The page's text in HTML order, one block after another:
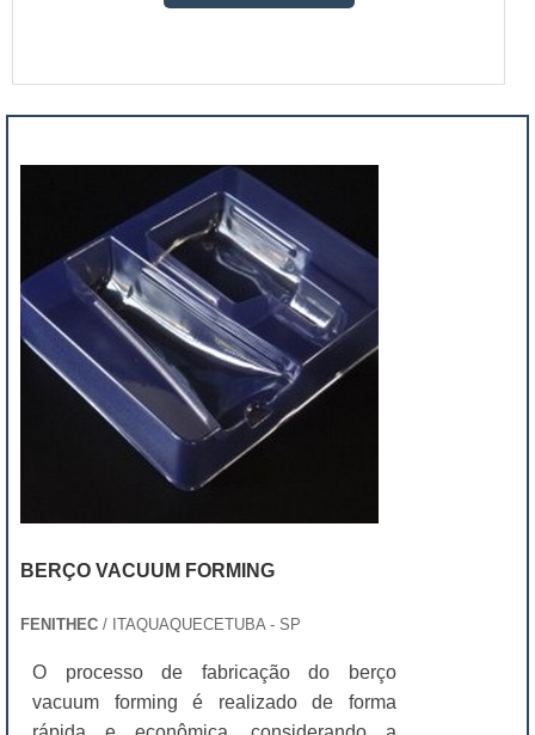
BERÇO VACUUM FORMING
FENITHEC / ITAQUAQUECETUBA - SP
O processo de fabricação do berço
vacuum forming é realizado de forma